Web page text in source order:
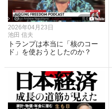
2026年04月23日
池田 信夫
トランプは本当に「核のコー
ド」を使おうとしたのか？